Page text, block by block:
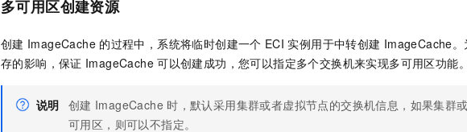
多可用区创建资源
创建 ImageCache 的过程中，系统将临时创建一个 ECI 实例用于中转创建 ImageCache。
存的影响，保证 ImageCache 可以创建成功，您可以指定多个交换机来实现多可用区功能。
说明 创建 ImageCache 时，默认采用集群或者虚拟节点的交换机信息，如果集群
可用区，则可以不指定。